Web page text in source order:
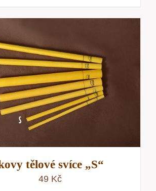
tělové svíce „S“
49 Kč